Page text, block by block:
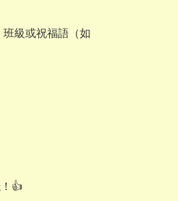
級或祝福語（如
👍